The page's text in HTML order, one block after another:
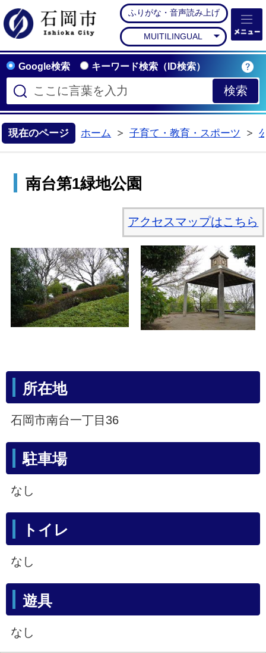
石岡市公式ホームペー
ふりがな・音声読み上げ
MUITILINGUAL
Google検索 キーワード検索（ID検索）
現在のページ ホーム
子育て・教育・スポーツ
南台第1緑地公園
アクセスマップはこちら
所在地
石岡市南台一丁目36
駐車場
なし
トイレ
なし
遊具
なし